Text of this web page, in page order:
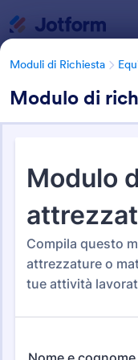
Moduli di Richiesta
Modulo di
Moduli di Richiesta
Equipment
Categorie Template